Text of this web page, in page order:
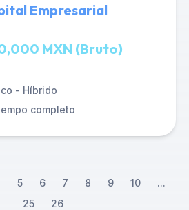
Empresarial
MXN (Bruto)
- Híbrido
completo
5 6 7 8 9 10
...
25
26